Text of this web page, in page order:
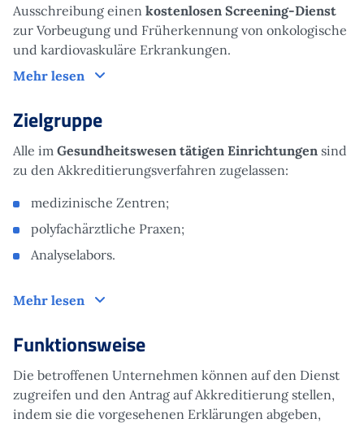
Ausschreibung einen kostenlosen Screening-Dienst
zur Vorbeugung und Früherkennung von onkologische
und kardiovaskuläre Erkrankungen.
Mehr lesen
Um was es geht
Zielgruppe
Alle im Gesundheitswesen tätigen Einrichtungen sind
zu den Akkreditierungsverfahren zugelassen:
medizinische Zentren;
polyfachärztliche Praxen;
Analyselabors.
Mehr lesen Zielgruppe
Funktionsweise
Die betroffenen Unternehmen können auf den Dienst
zugreifen und den Antrag auf Akkreditierung stellen,
indem sie die vorgesehenen Erklärungen abgeben,